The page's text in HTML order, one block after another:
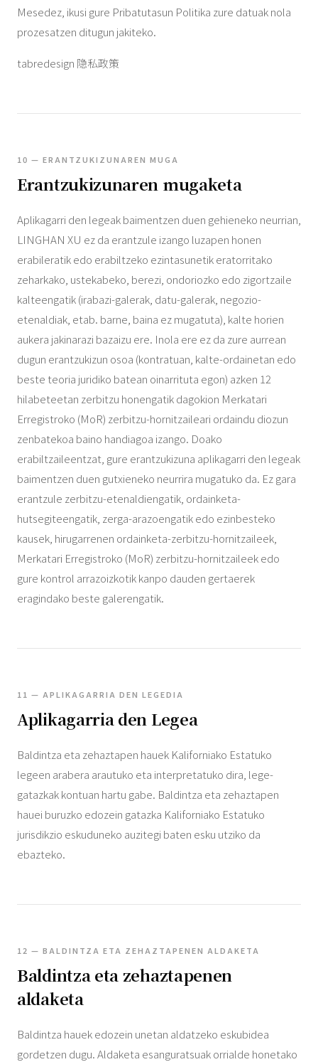
Mesedez, ikusi gure Pribatutasun Politika zure datuak nola
prozesatzen ditugun jakiteko.
tabredesign 隐私政策
10 — ERANTZUKIZUNAREN MUGA
Erantzukizunaren mugaketa
Aplikagarri den legeak baimentzen duen gehieneko neurrian,
LINGHAN XU ez da erantzule izango luzapen honen
erabileratik edo erabiltzeko ezintasunetik eratorritako
zeharkako, ustekabeko, berezi, ondoriozko edo zigortzaile
kalteengatik (irabazi-galerak, datu-galerak, negozio-
etenaldiak, etab. barne, baina ez mugatuta), kalte horien
aukera jakinarazi bazaizu ere. Inola ere ez da zure aurrean
dugun erantzukizun osoa (kontratuan, kalte-ordainetan edo
beste teoria juridiko batean oinarrituta egon) azken 12
hilabeteetan zerbitzu honengatik dagokion Merkatari
Erregistroko (MoR) zerbitzu-hornitzaileari ordaindu diozun
zenbatekoa baino handiagoa izango. Doako
erabiltzaileentzat, gure erantzukizuna aplikagarri den legeak
baimentzen duen gutxieneko neurrira mugatuko da. Ez gara
erantzule zerbitzu-etenaldiengatik, ordainketa-
hutsegiteengatik, zerga-arazoengatik edo ezinbesteko
kausek, hirugarrenen ordainketa-zerbitzu-hornitzaileek,
Merkatari Erregistroko (MoR) zerbitzu-hornitzaileek edo
gure kontrol arrazoizkotik kanpo dauden gertaerek
eragindako beste galerengatik.
11 — APLIKAGARRIA DEN LEGEDIA
Aplikagarria den Legea
Baldintza eta zehaztapen hauek Kaliforniako Estatuko
legeen arabera arautuko eta interpretatuko dira, lege-
gatazkak kontuan hartu gabe. Baldintza eta zehaztapen
hauei buruzko edozein gatazka Kaliforniako Estatuko
jurisdikzio eskuduneko auzitegi baten esku utziko da
ebazteko.
12 — BALDINTZA ETA ZEHAZTAPENEN ALDAKETA
Baldintza eta zehaztapenen
aldaketa
Baldintza hauek edozein unetan aldatzeko eskubidea
gordetzen dugu. Aldaketa esanguratsuak orrialde honetako